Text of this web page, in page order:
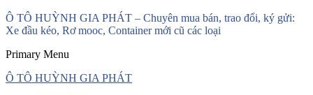
Ô TÔ HUỲNH GIA PHÁT – Chuyên mua bán, trao đổi, ký gửi:
Xe đầu kéo, Rơ mooc, Container mới cũ các loại
Primary Menu
Ô TÔ HUỲNH GIA PHÁT